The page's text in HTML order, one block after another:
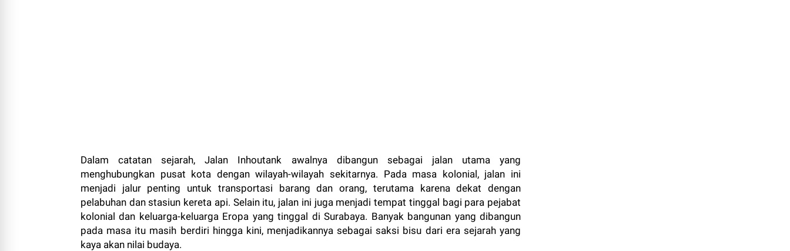
Dalam catatan sejarah, Jalan Inhoutank awalnya dibangun sebagai jalan utama yang
menghubungkan pusat kota dengan wilayah-wilayah sekitarnya. Pada masa kolonial, jalan ini
menjadi jalur penting untuk transportasi barang dan orang, terutama karena dekat dengan
pelabuhan dan stasiun kereta api. Selain itu, jalan ini juga menjadi tempat tinggal bagi para pejabat
kolonial dan keluarga-keluarga Eropa yang tinggal di Surabaya. Banyak bangunan yang dibangun
pada masa itu masih berdiri hingga kini, menjadikannya sebagai saksi bisu dari era sejarah yang
kaya akan nilai budaya.